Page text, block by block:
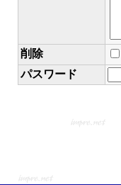
削除
パスワード